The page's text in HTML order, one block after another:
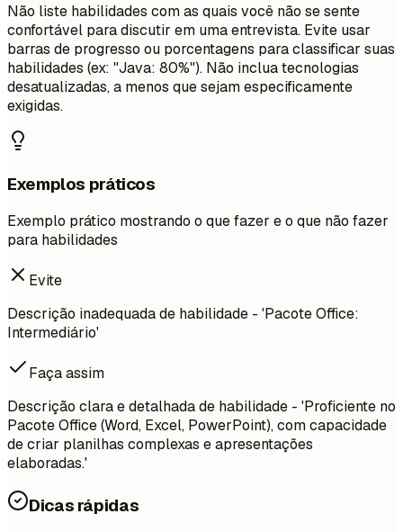
Não liste habilidades com as quais você não se sente
confortável para discutir em uma entrevista. Evite usar
barras de progresso ou porcentagens para classificar suas
habilidades (ex: "Java: 80%"). Não inclua tecnologias
desatualizadas, a menos que sejam especificamente
exigidas.
Exemplos práticos
Exemplo prático mostrando o que fazer e o que não fazer
para habilidades
Evite
Descrição inadequada de habilidade - 'Pacote Office:
Intermediário'
Faça assim
Descrição clara e detalhada de habilidade - 'Proficiente no
Pacote Office (Word, Excel, PowerPoint), com capacidade
de criar planilhas complexas e apresentações
elaboradas.'
Dicas rápidas